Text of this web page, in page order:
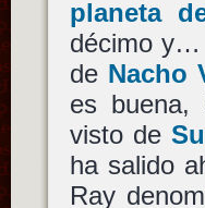
planeta
décimo
de Nacho
es buena,
visto de
ha salido
Ray